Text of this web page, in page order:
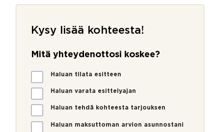
Kysy lisää kohteesta!
Mitä yhteydenottosi koskee?
M
i
ä
Haluan tilata esitteen
Haluan varata esittelyajan
Haluan tehdä kohteesta tarjouksen
Haluan maksuttoman arvion asunnostani